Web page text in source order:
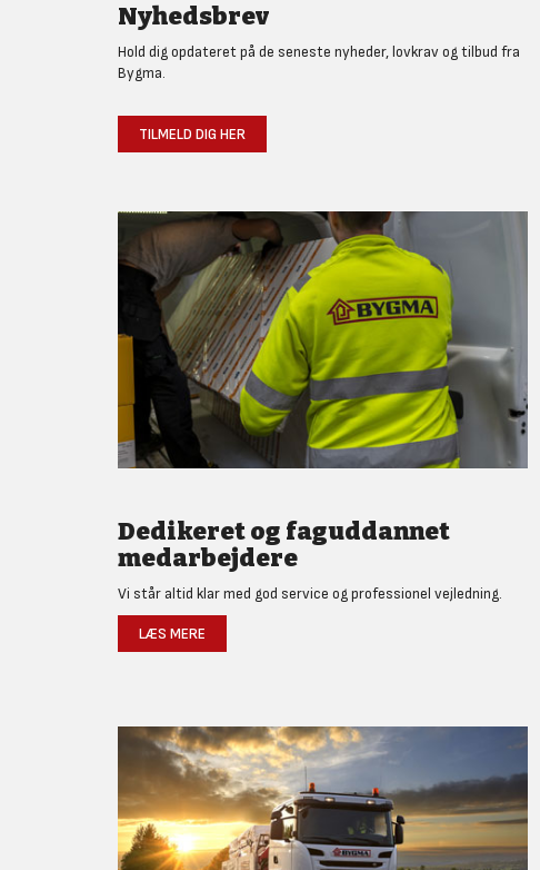
Nyhedsbrev
Hold dig opdateret på de seneste nyheder, lovkrav og tilbud fra
Bygma.
TILMELD DIG HER
Dedikeret og faguddannet
medarbejdere
Vi står altid klar med god service og professionel vejledning.
LÆS MERE